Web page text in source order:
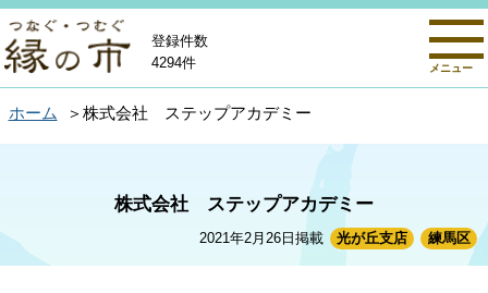
メニュー
登録件数
4294件
ホーム 株式会社 ステップアカデミー
2021年2月26日掲載 光が丘支店 練馬区
株式会社 ステップアカデミー